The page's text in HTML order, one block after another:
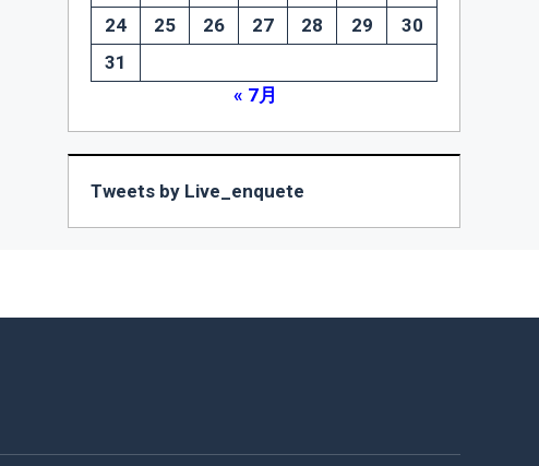
24
25 26 27 28 29
30
31
« 7月
Tweets by Live_enquete